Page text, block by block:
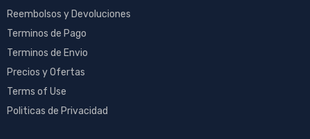
Reembolsos y Devoluciones
Terminos de Pago
Terminos de Envio
Precios y Ofertas
Terms of Use
Politicas de Privacidad